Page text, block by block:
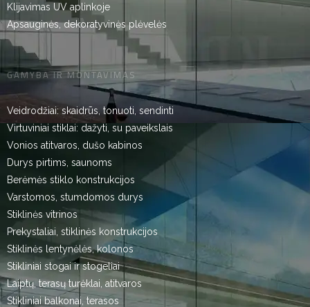
Klijavimas UV aplinkoje
Apsauginės, dekoratyvinės plėvelės
GAMYBA IR MONTAVIMAS
Veidrodžiai: skaidrūs, tonuoti, sendinti
Virtuviniai stiklai: dažyti, su paveikslais
Vonios atitvaros, dušo kabinos
Durys pirtims, saunoms
Berėmės stiklo konstrukcijos
Varstomos, stumdomos durys
Stiklinės vitrinos
Prekystaliai, stiklinės konstrukcijos
Stiklinės lentynėlės, kolonos
Stikliniai stogai ir stogeliai
Laiptų, terasų turėklai, atitvaros
Stikliniai balkonai, terasos